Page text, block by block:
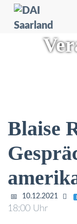
Blaise
10.12.2021
18:00 Uhr